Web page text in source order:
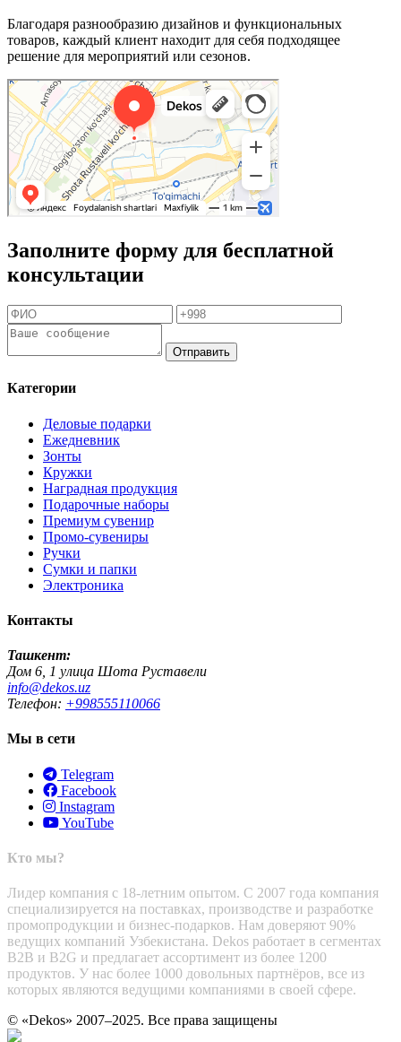
Благодаря разнообразию дизайнов и функциональных
товаров, каждый клиент находит для себя подходящее
решение для мероприятий или сезонов.
Заполните форму для бесплатной
консультации
Отправить
Категории
Деловые подарки
Ежедневник
Зонты
Кружки
Наградная продукция
Подарочные наборы
Премиум сувенир
Промо-сувениры
Ручки
Сумки и папки
Электроника
Контакты
Ташкент:
Дом 6, 1 улица Шота Руставели
info@dekos.uz
Телефон: +998555110066
Мы в сети
Telegram
Facebook
Instagram
YouTube
Кто мы?
Лидер компания с 18-летним опытом. С 2007 года компания
специализируется на поставках, производстве и разработке
промопродукции и бизнес-подарков. Нам доверяют 90%
ведущих компаний Узбекистана. Dekos работает в сегментах
B2B и B2G и предлагает ассортимент из более 1200
продуктов. У нас более 1000 довольных партнёров, все из
которых являются ведущими компаниями в своей сфере.
© «Dekos» 2007–2025. Все права защищены